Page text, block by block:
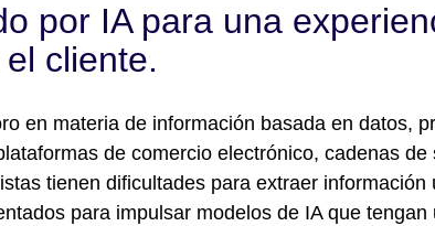
por IA para una
cliente.
en materia de información basada en datos,
de comercio electrónico, cadenas
tienen dificultades para extraer información
para impulsar modelos de IA que tengan